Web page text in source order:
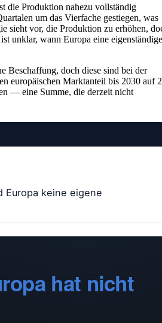
die Produktion nahezu vollständig
um das Vierfache gestiegen, was
sieht vor, die Produktion zu erhöhen,
unklar, wann Europa eine eigenständige
Beschaffung, doch diese sind bei der
europäischen Marktanteil bis 2030 auf
— eine Summe, die derzeit nicht
Europa keine eigene
hat nicht